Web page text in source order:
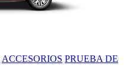
ACCESORIOS PRUEBA DE